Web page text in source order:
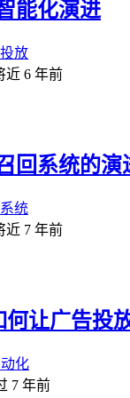
能化演进
放
近 6 年前
回系统的演
统
近 7 年前
何让广告投
化
7 年前